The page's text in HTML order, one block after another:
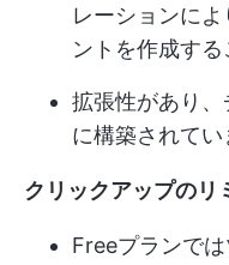
レーションに
ントを作成する
拡張性があり、
に構築されてい
クリックアップのリ
Freeプランで